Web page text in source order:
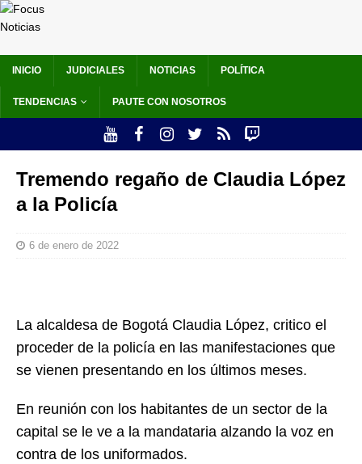
INICIO JUDICIALES NOTICIAS POLÍTICA
TENDENCIAS PAUTE CON NOSOTROS
Tremendo regaño de Claudia López
a la Policía
6 de enero de 2022
La alcaldesa de Bogotá Claudia López, critico el
proceder de la policía en las manifestaciones que
se vienen presentando en los últimos meses.
En reunión con los habitantes de un sector de la
capital se le ve a la mandataria alzando la voz en
contra de los uniformados.